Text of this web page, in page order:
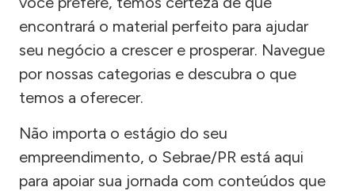
encontrará o material perfeito para ajudar
seu negócio a crescer e prosperar. Navegue
por nossas categorias e descubra o que
temos a oferecer.
Não importa o estágio do seu
empreendimento, o Sebrae/PR está aqui
para apoiar sua jornada com conteúdos que